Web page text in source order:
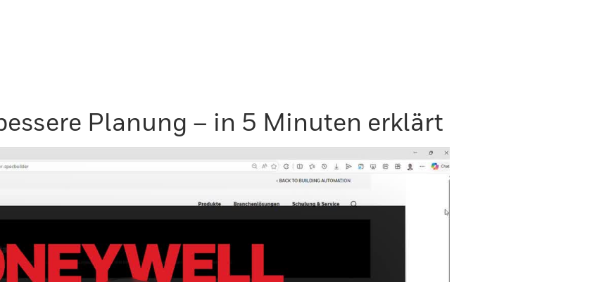
Planung – in 5 Minuten erklärt